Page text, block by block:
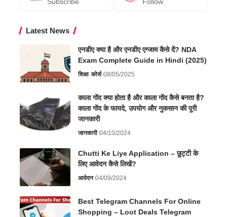
Subscribe Follow
Latest News
एनडीए क्या है और एनडीए एग्जाम कैसे दें? NDA
Exam Complete Guide in Hindi (2025)
शिक्षा कोर्स 08/05/2025
काला गोंद क्या होता है और काला गोंद कैसे बनता है?
काला गोंद के फायदे, उपयोग और नुकसान की पूरी
जानकारी
जानकारी 04/10/2024
Chutti Ke Liye Application – छुट्टी के
लिए आवेदन कैसे लिखें?
आवेदन 04/09/2024
Best Telegram Channels For Online
Shopping – Loot Deals Telegram